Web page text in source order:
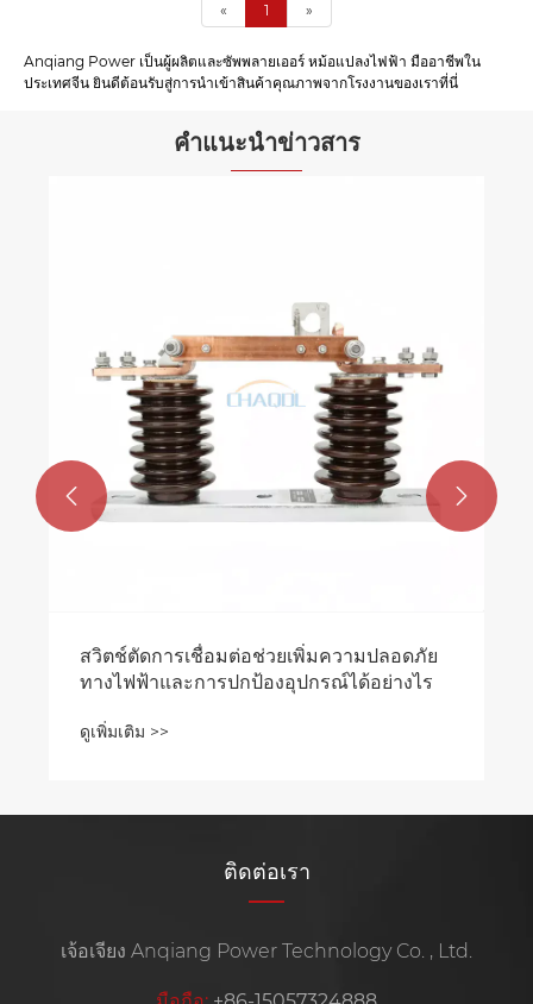
« 1 »
Anqiang Power เป็นผู้ผลิตและซัพพลายเออร์ หม้อแปลงไฟฟ้า มืออาชีพใน
ประเทศจีน ยินดีต้อนรับสู่การนำเข้าสินค้าคุณภาพจากโรงงานของเราที่นี่
คำแนะนำข่าวสาร
สวิตช์ตัดการเชื่อมต่อช่วยเพิ่มความปลอดภัย
ทางไฟฟ้าและการปกป้องอุปกรณ์ได้อย่างไร
ดูเพิ่มเติม >>
 
ติดต่อเรา
เจ้อเจียง Anqiang Power Technology Co. , Ltd.